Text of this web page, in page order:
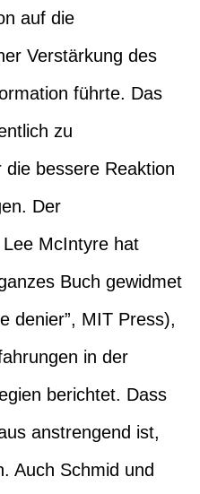
auf die
Verstärkung des
führte. Das
zu
bessere Reaktion
Der
McIntyre hat
Buch gewidmet
denier”, MIT Press),
in der
berichtet. Dass
anstrengend ist,
Auch Schmid und